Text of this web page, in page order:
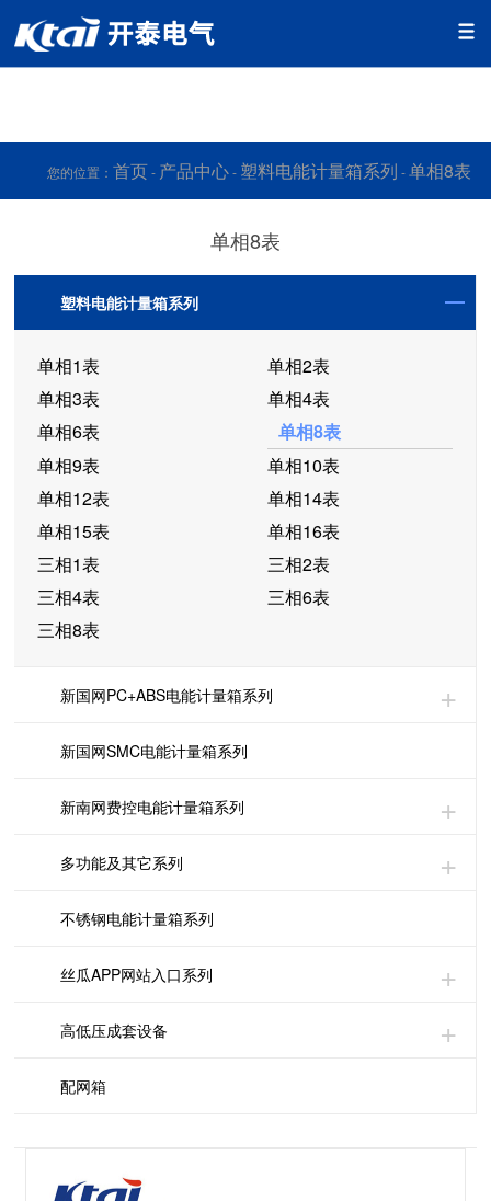
丝瓜视频在线播放,丝瓜IOS视频下载,丝瓜APP网站入口,黄色片
丝瓜视频
您的位置：首页- 产品中心- 塑料电能计量箱系列 -单相8表
单相8表
塑料电能计量箱系列
单相1表
单相2表
单相3表
单相4表
单相6表
单相8表
单相9表
单相10表
单相12表
单相14表
单相15表
单相16表
三相1表
三相2表
三相4表
三相6表
三相8表
新国网PC+ABS电能计量箱系列
新国网SMC电能计量箱系列
新南网费控电能计量箱系列
多功能及其它系列
不锈钢电能计量箱系列
丝瓜APP网站入口系列
高低压成套设备
配网箱